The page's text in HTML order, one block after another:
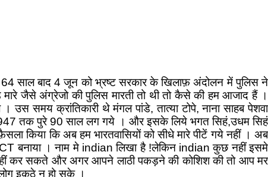
साल बाद 4 जून को भ्रष्ट सरकार के खिलाफ़ अंदोलन में पुलिस ने
जैसे अंग्रेजो की पुलिस मारती तो थी तो कैसे की हम आजाद हैं ।
समय क्रांतिकारी थे मंगल पांडे, तात्या टोपे, नाना साहब पेशवा
तक पुरे 90 साल लग गये । और इसके लिये भगत सिहं,उधम सिहं
किया कि अब हम भारतवासियों को सीधे मारे पीटें गये नहीं । अब
बनाया । नाम मे indian लिखा है !लेकिन indian कुछ नहीं इसमे
कर सकते और अगर आपने लाठी पकड़ने की कोशिश की तो आप मर
इकठे न हो सके ।